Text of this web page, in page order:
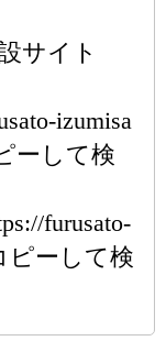
サイト
izumisa
ーして検
furusato-
ピーして検